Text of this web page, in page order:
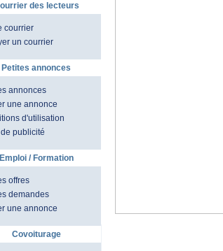
des lecteurs
courrier
un courrier
Petites annonces
annonces
une annonce
d'utilisation
publicité
Emploi / Formation
offres
demandes
une annonce
Covoiturage